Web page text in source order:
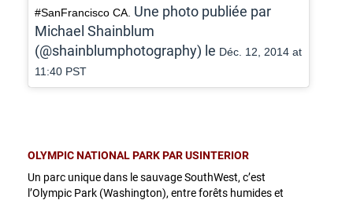
#SanFrancisco CA. Une photo publiée par
Michael Shainblum
(@shainblumphotography) le Déc. 12, 2014 at
11:40 PST
OLYMPIC NATIONAL PARK PAR USINTERIOR
Un parc unique dans le sauvage SouthWest, c’est
l’Olympic Park (Washington), entre forêts humides et